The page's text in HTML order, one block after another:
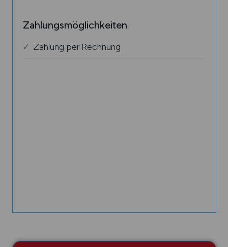
Zahlungsmöglichkeiten
Zahlung per Rechnung